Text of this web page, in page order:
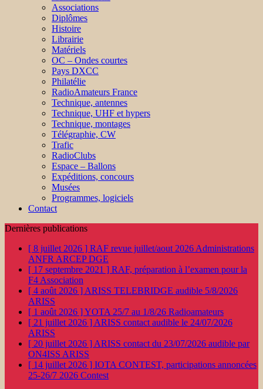
Associations
Diplômes
Histoire
Librairie
Matériels
OC – Ondes courtes
Pays DXCC
Philatélie
RadioAmateurs France
Technique, antennes
Technique, UHF et hypers
Technique, montages
Télégraphie, CW
Trafic
RadioClubs
Espace – Ballons
Expéditions, concours
Musées
Programmes, logiciels
Contact
Dernières publications
[ 8 juillet 2026 ] RAF revue juillet/aout 2026 Administrations
ANFR ARCEP DGE
[ 17 septembre 2021 ] RAF, préparation à l’examen pour la
F4 Association
[ 4 août 2026 ] ARISS TELEBRIDGE audible 5/8/2026
ARISS
[ 1 août 2026 ]YOTA 25/7 au 1/8/26 Radioamateurs
[ 21 juillet 2026 ] ARISS contact audible le 24/07/2026
ARISS
[ 20 juillet 2026 ] ARISS contact du 23/07/2026 audible par
ON4ISS ARISS
[ 14 juillet 2026 ] IOTA CONTEST, participations annoncées
25-26/7 2026 Contest